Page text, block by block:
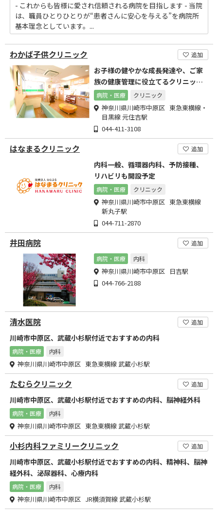
- これからも皆様に愛され信頼される病院を目指します - 当院
は、職員ひとりひとりが“患者さんに安心を与える”を病院所
基本理念としています。...
わかば子供クリニック 追加
お子様の健やかな成長発達や、ご家
族の健康管理に役立てるクリニック
を目指しております。
病院・医療 クリニック
神奈川県川崎市中原区 東急東横線・
目黒線 元住吉駅
044-411-3108
はなまるクリニック 追加
内科一般、循環器内科、予防接種、
リハビリも開設予定
病院・医療 クリニック
神奈川県川崎市中原区 東急東横線
新丸子駅
044-711-2870
井田病院
追加
病院・医療
内科
神奈川県川崎市中原区 日吉駅
044-766-2188
清水医院 追加
川崎市中原区、武蔵小杉駅付近でおすすめの内科
病院・医療 内科
神奈川県川崎市中原区 東急東横線 武蔵小杉駅
たむらクリニック 追加
川崎市中原区、武蔵小杉駅付近でおすすめの内科、脳神経外科
病院・医療 内科
神奈川県川崎市中原区 東急東横線 武蔵小杉駅
小杉内科ファミリークリニック 追加
川崎市中原区、武蔵小杉駅付近でおすすめの内科、精神科、脳神
経外科、泌尿器科、心療内科
病院・医療 内科
神奈川県川崎市中原区 JR横須賀線 武蔵小杉駅